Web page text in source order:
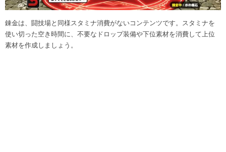
錬金は、闘技場と同様スタミナ消費がないコンテンツです。スタミナを
使い切った空き時間に、不要なドロップ装備や下位素材を消費して上位
素材を作成しましょう。